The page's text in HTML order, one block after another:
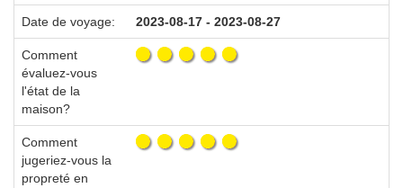
Date de voyage: 2023-08-17 - 2023-08-27
Comment
évaluez-vous
l'état de la
maison?
Comment
jugeriez-vous la
propreté en